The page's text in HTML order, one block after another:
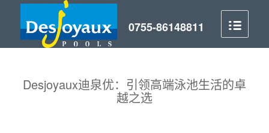
Desjoyaux迪泉优：引领高端泳池生活的卓
越之选